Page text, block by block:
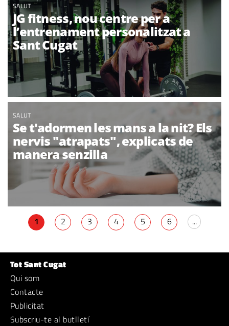
SALUT
JG fitness, nou centre per a
l’entrenament personalitzat a
Sant Cugat
SALUT
Se t'adormen les mans a la nit? Els
nervis "atrapats", explicats de
manera senzilla
1 2 3 4 5 6 ...
Tot Sant Cugat
Qui som
Contacte
Publicitat
Subscriu-te al butlletí